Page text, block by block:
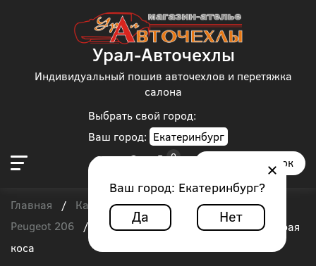
Выбрать свой город:
Ваш город: Екатеринбург
Ваш город: Екатеринбург?
Да Нет
Урал-Авточехлы
Индивидуальный пошив авточехлов и перетяжка
салона
Заказать звонок
Главная / Каталог чехлов / Peugeot /
Peugeot 206
/
Авточехлы Peugeot 206 жаккард серая
коса